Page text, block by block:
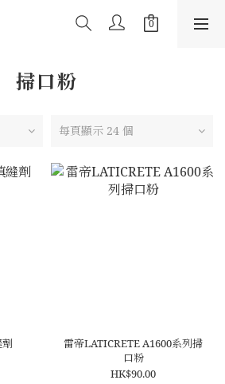
掃口粉
每頁顯示 24 個
雷帝LATICRETE A1600系列掃
口粉
HK$90.00